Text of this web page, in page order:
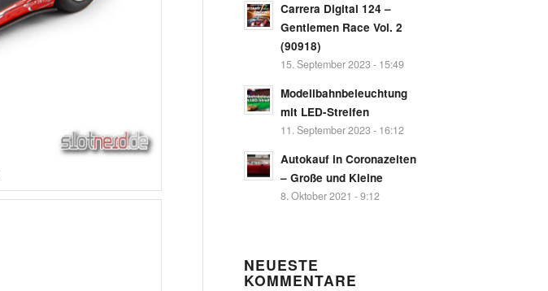
Carrera Digital 124 –
Gentlemen Race Vol. 2
(90918)
15. September 2023 - 15:49
Modellbahnbeleuchtung
mit LED-Streifen
11. September 2023 - 16:12
Autokauf in Coronazeiten
– Große und Kleine
8. Oktober 2021 - 9:12
NEUESTE
KOMMENTARE